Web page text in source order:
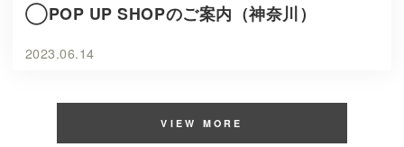
◯POP UP SHOPのご案内（神奈川）
2023.06.14
VIEW MORE